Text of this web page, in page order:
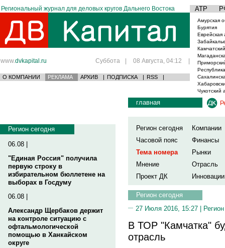
Региональный журнал для деловых кругов Дальнего Востока АТР
www.dvkapital.ru Суббота | 08 Августа, 04:12 |
О КОМПАНИИ РЕКЛАМА АРХИВ | ПОДПИСКА | RSS |
Амурская
Бурятия
Еврейская
Чукотский
Регион сегодня
06.08 |
"Единая Россия" получила
первую строку в
избирательном бюллетене на
выборах в Госдуму
06.08 |
Александр Щербаков держит
на контроле ситуацию с
офтальмологической
помощью в Ханкайском
округе
главная
Регион сегодня
Компании
Часовой пояс
Финансы
Тема номера
Рынки
Мнение
Отрасль
Проект ДК
Инновации
Регион сегодня
27 Июля 2016, 15:27 |
В ТОР "Камчатка"
отрасль